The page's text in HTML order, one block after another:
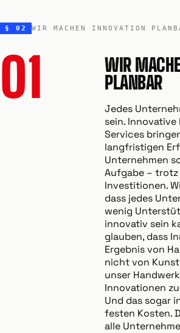
§ 02 WIR MACHEN INNOVATION
01
WIR
PLANBAR
Jedes
sein.
Services
langfristigen
Unternehmen
Aufgabe –
Investitionen.
dass jedes
wenig
innovativ sein
glauben, dass
Ergebnis von
nicht von
unser
Innovationen
Und das sogar
festen Kosten.
alle